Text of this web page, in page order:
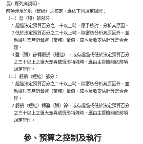
    長）應列席說明。
    前項涉及盈虧（餘絀）之核定，應依下列規定辦理：
    （一）盈（賸）餘部分：
          1.超過法定預算百分之二十以上時，應予檢討，分析其原因。
          2.低於法定預算百分之二十以上時，除審核分析其原因外，並
            應檢討其產銷營運（業務）量值、成本及收支估計等是否合
            理。
          3.盈（賸）餘轉虧損（短絀），或有超過或低於法定預算百分
            之三十以上之重大差異或情形特殊時，應由主管機關依前項
            規定辦理。
    （二）虧損（短絀）部分：
          1.超過法定預算百分之二十以上時，除審核分析其原因外，並
            應檢討其產銷營運（業務）量值、成本及收支估計等是否合
            理。
          2.虧損（短絀）轉盈（賸）餘，或有超過或低於法定預算百分
            之三十以上之重大差異或情形特殊時，應由主管機關依前項
參、預算之控制及執行